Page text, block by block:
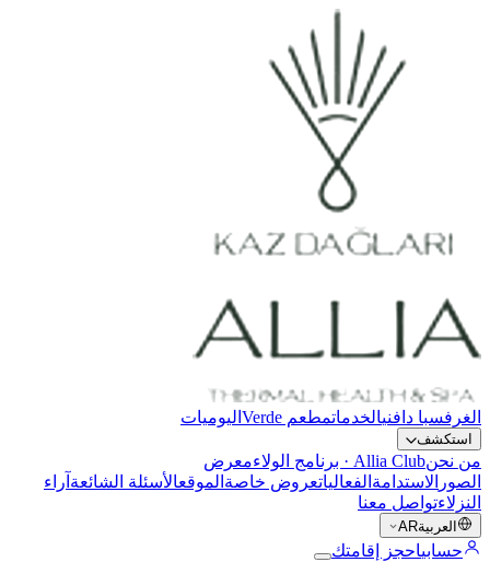
الغرفسبا دافنيالخدماتمطعم Verde اليوميات
استكشف
من نحنAllia Club · برنامج الولاء
معرض
الصور الاستدامة الفعالياتعروض خاصة الموقعالأسئلة الشائعة آراء
النزلاءتواصل معنا
العربيةAR
حسابياحجز إقامتك